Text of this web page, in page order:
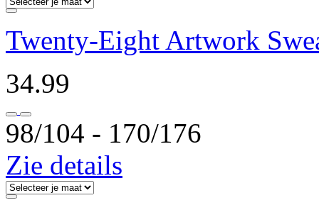
Twenty-Eight Artwork
34.99
98/104 ‐ 170/176
Zie details